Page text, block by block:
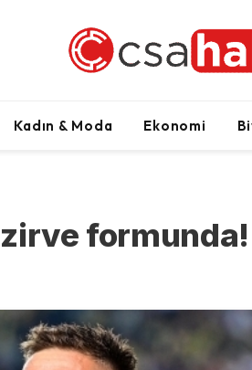
Kadın & Moda Ekonomi
formunda!